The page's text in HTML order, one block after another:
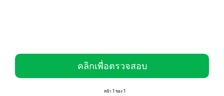
คลิกเพื่อตรวจสอบ
หน้า 1 ของ 1